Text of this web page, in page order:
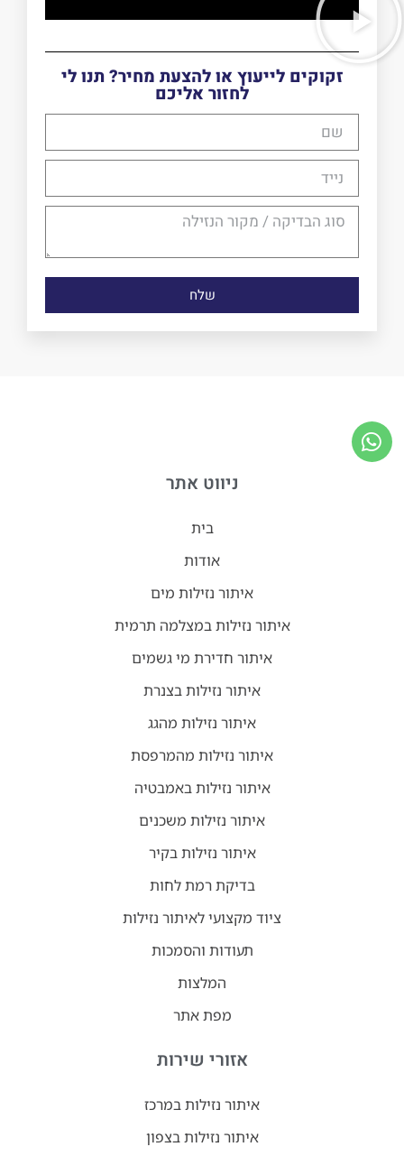
זקוקים לייעוץ או להצעת מחיר? תנו לי
לחזור אליכם
שלח
ניווט אתר
בית
אודות
איתור נזילות מים
איתור נזילות במצלמה תרמית
איתור חדירת מי גשמים
איתור נזילות בצנרת
איתור נזילות מהגג
איתור נזילות מהמרפסת
איתור נזילות באמבטיה
איתור נזילות משכנים
איתור נזילות בקיר
בדיקת רמת לחות
ציוד מקצועי לאיתור נזילות
תעודות והסמכות
המלצות
מפת אתר
אזורי שירות
איתור נזילות במרכז
איתור נזילות בצפון